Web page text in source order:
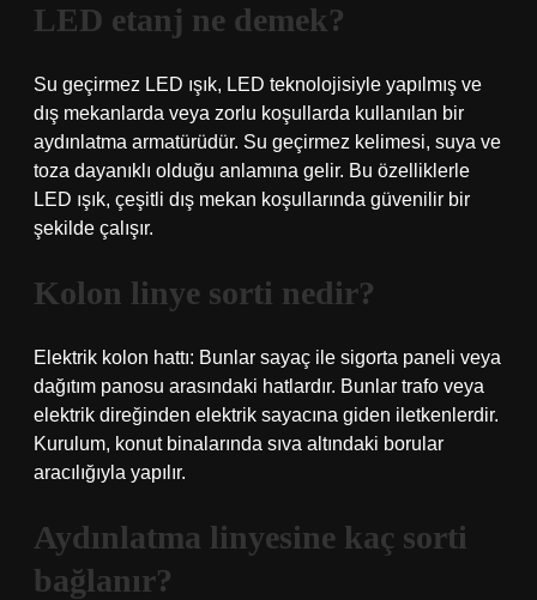
LED etanj ne demek?
Su geçirmez LED ışık, LED teknolojisiyle yapılmış ve
dış mekanlarda veya zorlu koşullarda kullanılan bir
aydınlatma armatürüdür. Su geçirmez kelimesi, suya ve
toza dayanıklı olduğu anlamına gelir. Bu özelliklerle
LED ışık, çeşitli dış mekan koşullarında güvenilir bir
şekilde çalışır.
Kolon linye sorti nedir?
Elektrik kolon hattı: Bunlar sayaç ile sigorta paneli veya
dağıtım panosu arasındaki hatlardır. Bunlar trafo veya
elektrik direğinden elektrik sayacına giden iletkenlerdir.
Kurulum, konut binalarında sıva altındaki borular
aracılığıyla yapılır.
Aydınlatma linyesine kaç sorti
bağlanır?